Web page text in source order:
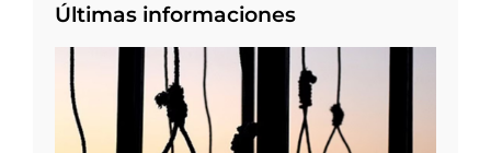
Últimas informaciones